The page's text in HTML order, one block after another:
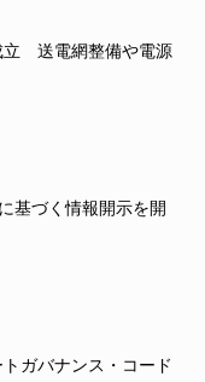
立 送電網整備や電源
基づく情報開示を開
ガバナンス・コード